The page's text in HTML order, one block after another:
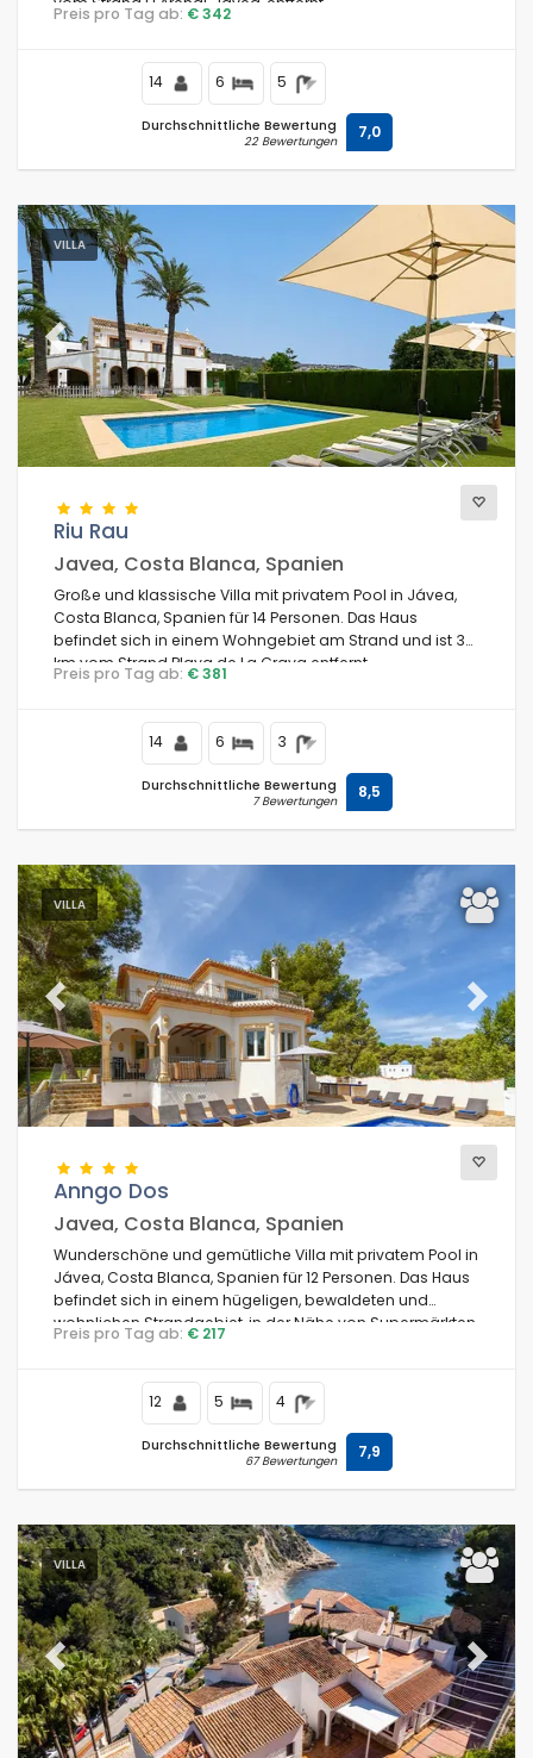
Preis pro Tag ab: € 342
14 6 5
Durchschnittliche Bewertung
22 Bewertungen 7,0
VILLA
Previous Next
Riu Rau
Javea, Costa Blanca, Spanien
Große und klassische Villa mit privatem Pool in Jávea,
Costa Blanca, Spanien für 14 Personen. Das Haus
befindet sich in einem Wohngebiet am Strand und ist 3
km vom Strand Playa de La Grava entfernt.
Preis pro Tag ab: € 381
14 6 3
Durchschnittliche Bewertung
7 Bewertungen 8,5
VILLA
Previous Next
Anngo Dos
Javea, Costa Blanca, Spanien
Wunderschöne und gemütliche Villa mit privatem Pool in
Jávea, Costa Blanca, Spanien für 12 Personen. Das Haus
befindet sich in einem hügeligen, bewaldeten und
wohnlichen Strandgebiet, in der Nähe von Supermärkten
und 4 km vom Strand La Granadella, Jávea entfernt.
Preis pro Tag ab: € 217
12 5 4
Durchschnittliche Bewertung
67 Bewertungen 7,9
VILLA
Previous Next